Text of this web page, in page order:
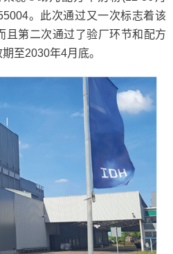
。此次通过又一次标志着该
且第二次通过了验厂环节和配方
至2030年4月底。